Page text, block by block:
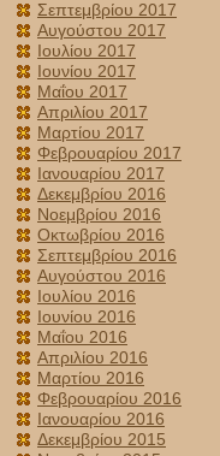
Σεπτεμβρίου 2017
Αυγούστου 2017
Ιουλίου 2017
Ιουνίου 2017
Μαΐου 2017
Απριλίου 2017
Μαρτίου 2017
Φεβρουαρίου 2017
Ιανουαρίου 2017
Δεκεμβρίου 2016
Νοεμβρίου 2016
Οκτωβρίου 2016
Σεπτεμβρίου 2016
Αυγούστου 2016
Ιουλίου 2016
Ιουνίου 2016
Μαΐου 2016
Απριλίου 2016
Μαρτίου 2016
Φεβρουαρίου 2016
Ιανουαρίου 2016
Δεκεμβρίου 2015